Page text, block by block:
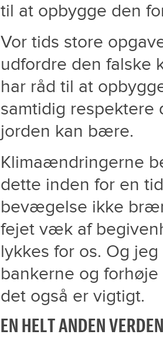
til at opbygge den
Vor tids store
udfordre den falske
har råd til at
samtidig
jorden kan bære.
Klimaændringerne
dette inden for en
bevægelse ikke
fejet væk af
lykkes for os. Og
bankerne og
det også er vigtigt.
EN HELT ANDEN